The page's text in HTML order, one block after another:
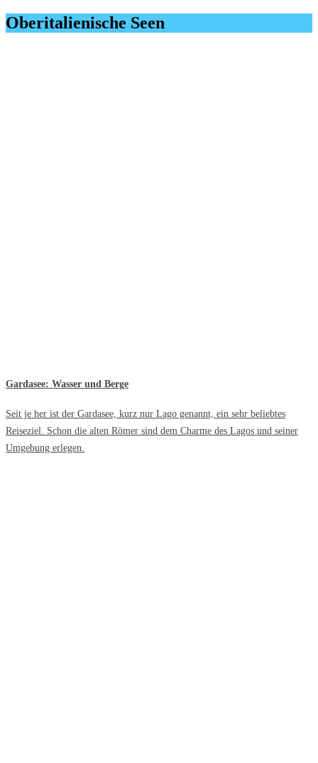
Oberitalienische Seen
Gardasee: Wasser und Berge
Seit je her ist der Gardasee, kurz nur Lago genannt, ein sehr beliebtes
Reiseziel. Schon die alten Römer sind dem Charme des Lagos und seiner
Umgebung erlegen.